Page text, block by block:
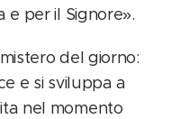
per il Signore».
del giorno:
e si sviluppa a
nel momento